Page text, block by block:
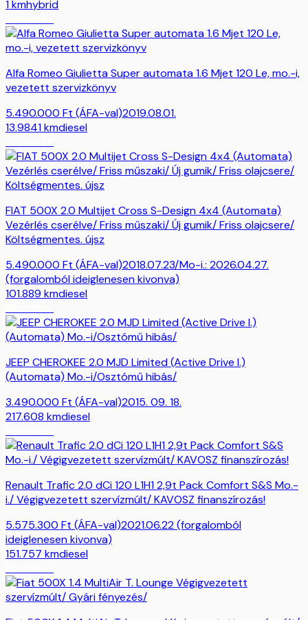
1kmhybrid
Alfa Romeo Giulietta Super automata 1.6 Mjet 120 Le, mo.-i,
vezetett szervizkönyv
5.490.000 Ft (ÁFA-val)2019.08.01.
13.9841kmdiesel
FIAT 500X 2.0 Multijet Cross S-Design 4x4 (Automata)
Vezérlés cserélve/ Friss műszaki/ Új gumik/ Friss olajcsere/
Költségmentes. újsz
5.490.000 Ft (ÁFA-val)2018.07.23/Mo-i.: 2026.04.27.
(forgalomból ideiglenesen kivonva)
101.889 kmdiesel
JEEP CHEROKEE 2.0 MJD Limited (Active Drive I.)
(Automata) Mo.-i/Osztómű hibás/
3.490.000 Ft (ÁFA-val)2015. 09. 18.
217.608 kmdiesel
Renault Trafic 2.0 dCi 120 L1H1 2,9t Pack Comfort S&S Mo.-
i./ Végigvezetett szervízmúlt/ KAVOSZ finanszírozás!
5.575.300 Ft (ÁFA-val)2021.06.22 (forgalomból
ideiglenesen kivonva)
151.757 kmdiesel